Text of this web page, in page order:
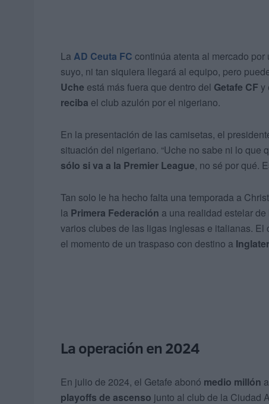
La AD Ceuta FC continúa atenta al mercado
suyo, ni tan siquiera llegará al equipo, pero
Uche está más fuera que dentro del Getafe CF y
reciba el club azulón por el nigeriano.
En la presentación de las camisetas, el
situación del nigeriano. “Uche no sabe ni lo
sólo si va a la Premier League, no sé por qué.
Tan solo le ha hecho falta una temporada a
la Primera Federación a una realidad estelar
varios clubes de las ligas inglesas e italianas.
el momento de un traspaso con destino a
La operación en 2024
En julio de 2024, el Getafe abonó medio millón
playoffs de ascenso junto al club de la Ciudad